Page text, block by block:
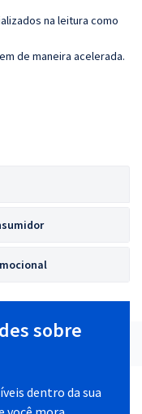
na leitura como
de maneira acelerada.
sobre
dentro da sua